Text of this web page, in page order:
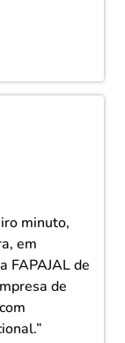
minuto,
em
FAPAJAL de
de